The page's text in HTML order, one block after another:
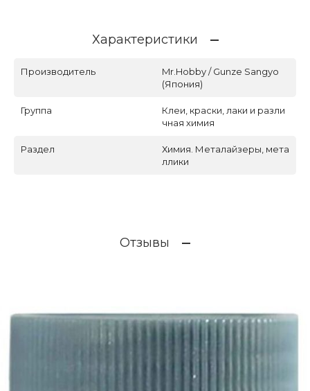
Характеристики
Производитель
Mr.Hobby / Gunze Sangyo
(Япония)
Группа
Клеи, краски, лаки и разли
чная химия
Раздел
Химия. Металайзеры, мета
ллики
Отзывы